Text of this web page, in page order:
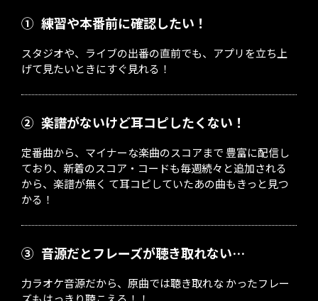
① 練習や本番前に確認したい！
スタジオや、ライブの出番の直前でも、アプリを立ち上
げて見たいときにすぐ見れる！
② 楽譜がないけど耳コピしたくない！
定番曲から、マイナーな楽曲のスコアまで 豊富に配信し
ており、新着のスコア・コードも毎週続々と追加される
から、楽譜が無く て耳コピしていたあの曲もきっと見つ
かる！
③ 音源だとフレーズが聴き取れない…
力ラオケ音源だから、原曲では聴き取れな かったフレー